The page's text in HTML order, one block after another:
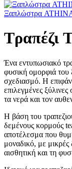
Ξαπλώστρα
Τραπέζι
Ένα εντυπωσιακό
φυσική ομορφιά του
σχεδιασμό. Η
επιλεγμένες
τα νερά και τον
Η βάση του
δεμένους κορμούς
αποτέλεσμα που
μοναδικό, με μικρές
αισθητική και τη